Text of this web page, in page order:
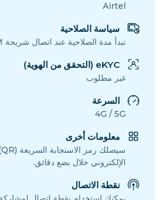
Airtel
سياسة الصلاحية
تبدأ مدة الصلاحية عند اتصال شريحة eSIM بأي شبكة مدعومة.
eKYC (التحقق من الهوية)
غير مطلوب
السرعة
4G / 5G
معلومات أخرى
الإلكتروني خلال بضع دقائق.
نقطة الاتصال